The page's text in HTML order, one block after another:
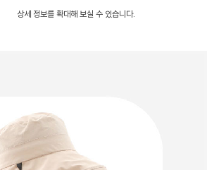
상세 정보를 확대해 보실 수 있습니다.